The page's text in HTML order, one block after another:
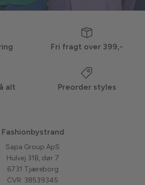
Fri fragt over 399,-
alt Preorder styles
Fashionbystrand
Sapa Group ApS
Hulvej 31B, dør 7
6731 Tjæreborg
CVR: 38539345